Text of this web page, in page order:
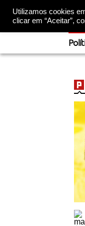
Utilizamos cookies
clicar em “Aceitar”,